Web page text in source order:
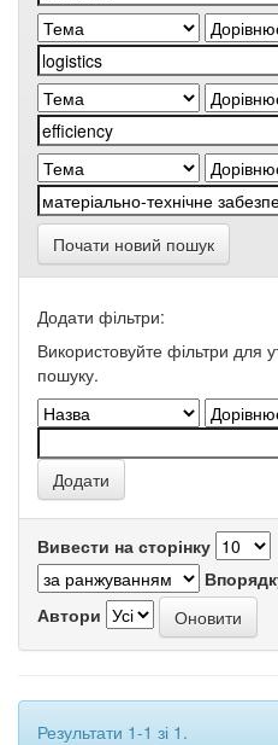
Почати новий пошук
Додати фільтри:
Використовуйте фільтри для
пошуку.
Вивести на сторінку
Автори
Результати 1-1 зі 1.